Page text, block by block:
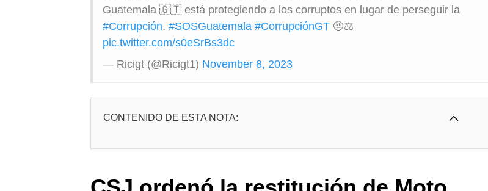
Guatemala 🇬🇹 está protegiendo a los corruptos en lugar de perseguir la
#Corrupción. #SOSGuatemala #CorrupciónGT 🤨⚖️
pic.twitter.com/s0eSrBs3dc
— Ricigt (@Ricigt1) November 8, 2023
CONTENIDO DE ESTA NOTA: